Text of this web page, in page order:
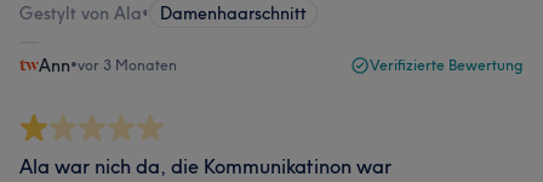
Gestylt von Ala• Damenhaarschnitt
Ann•vor 3 Monaten Verifizierte Bewertung
Ala war nich da, die Kommunikatinon war